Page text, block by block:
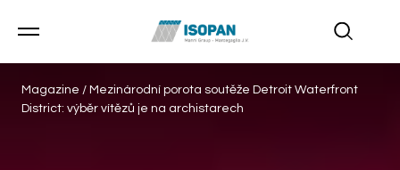
Magazine / Mezinárodní porota soutěže Detroit Waterfront
District: výběr vítězů je na archistarech